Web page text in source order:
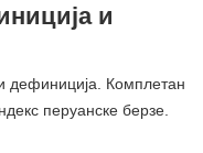
и
дефиниција. Комплетан
перуанске берзе.